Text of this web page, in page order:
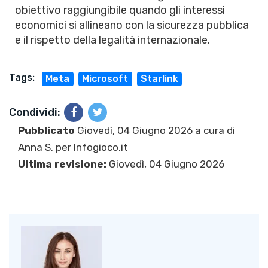
obiettivo raggiungibile quando gli interessi
economici si allineano con la sicurezza pubblica
e il rispetto della legalità internazionale.
Tags: Meta Microsoft Starlink
Condividi:
Pubblicato Giovedì, 04 Giugno 2026 a cura di
Anna S. per Infogioco.it
Ultima revisione: Giovedì, 04 Giugno 2026